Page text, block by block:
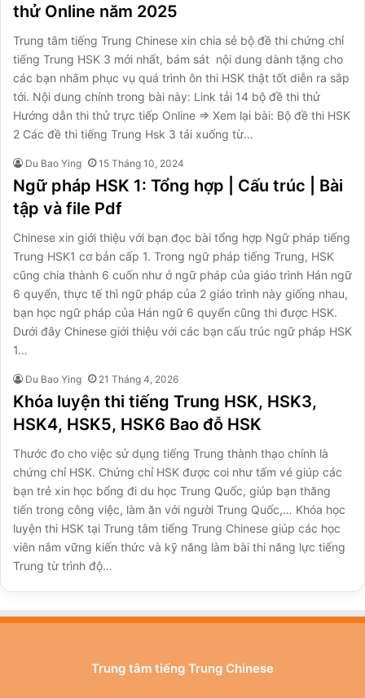
thử Online năm 2025
Trung tâm tiếng Trung Chinese xin chia sẻ bộ đề thi chứng chỉ
tiếng Trung HSK 3 mới nhất, bám sát nội dung dành tặng cho
các bạn nhằm phục vụ quá trình ôn thi HSK thật tốt diễn ra sắp
tới. Nội dung chính trong bài này: Link tải 14 bộ đề thi thử
Hướng dẫn thi thử trực tiếp Online ⇒ Xem lại bài: Bộ đề thi HSK
2 Các đề thi tiếng Trung Hsk 3 tải xuống từ…
Du Bao Ying 15 Tháng 10, 2024
Ngữ pháp HSK 1: Tổng hợp | Cấu trúc | Bài
tập và file Pdf
Chinese xin giới thiệu với bạn đọc bài tổng hợp Ngữ pháp tiếng
Trung HSK1 cơ bản cấp 1. Trong ngữ pháp tiếng Trung, HSK
cũng chia thành 6 cuốn như ở ngữ pháp của giáo trình Hán ngữ
6 quyển, thực tế thì ngữ pháp của 2 giáo trình này giống nhau,
bạn học ngữ pháp của Hán ngữ 6 quyển cũng thi được HSK.
Dưới đây Chinese giới thiệu với các bạn cấu trúc ngữ pháp HSK
1…
Du Bao Ying 21 Tháng 4, 2026
Khóa luyện thi tiếng Trung HSK, HSK3,
HSK4, HSK5, HSK6 Bao đỗ HSK
Thước đo cho việc sử dụng tiếng Trung thành thạo chính là
chứng chỉ HSK. Chứng chỉ HSK được coi như tấm vé giúp các
bạn trẻ xin học bổng đi du học Trung Quốc, giúp bạn thăng
tiến trong công việc, làm ăn với người Trung Quốc,… Khóa học
luyện thi HSK tại Trung tâm tiếng Trung Chinese giúp các học
viên nắm vững kiến thức và kỹ năng làm bài thi năng lực tiếng
Trung từ trình độ…
Trung tâm tiếng Trung Chinese